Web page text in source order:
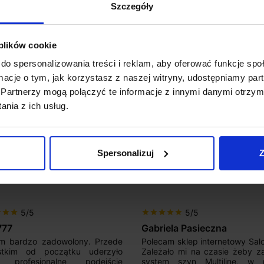
Szczegóły
cookie
spersonalizowania treści i reklam, aby oferować funkcje
o tym, jak korzystasz z naszej witryny, udostępniamy
mogą połączyć te informacje z innymi danymi
z ich usług.
Spersonalizuj
Koszt
star star 5/5
bardzo zadowolony. Przede
od początku uderzyło
profesjonalne podejście
star star star star star 5/5
Gabriela Pasieczna
Polecam sklep internetowy
Zależało mi na czasie żeby
system szyn Multiline, w